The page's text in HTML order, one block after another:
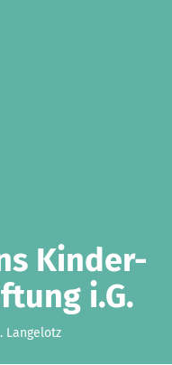
Kinder-
i.G.
Langelotz